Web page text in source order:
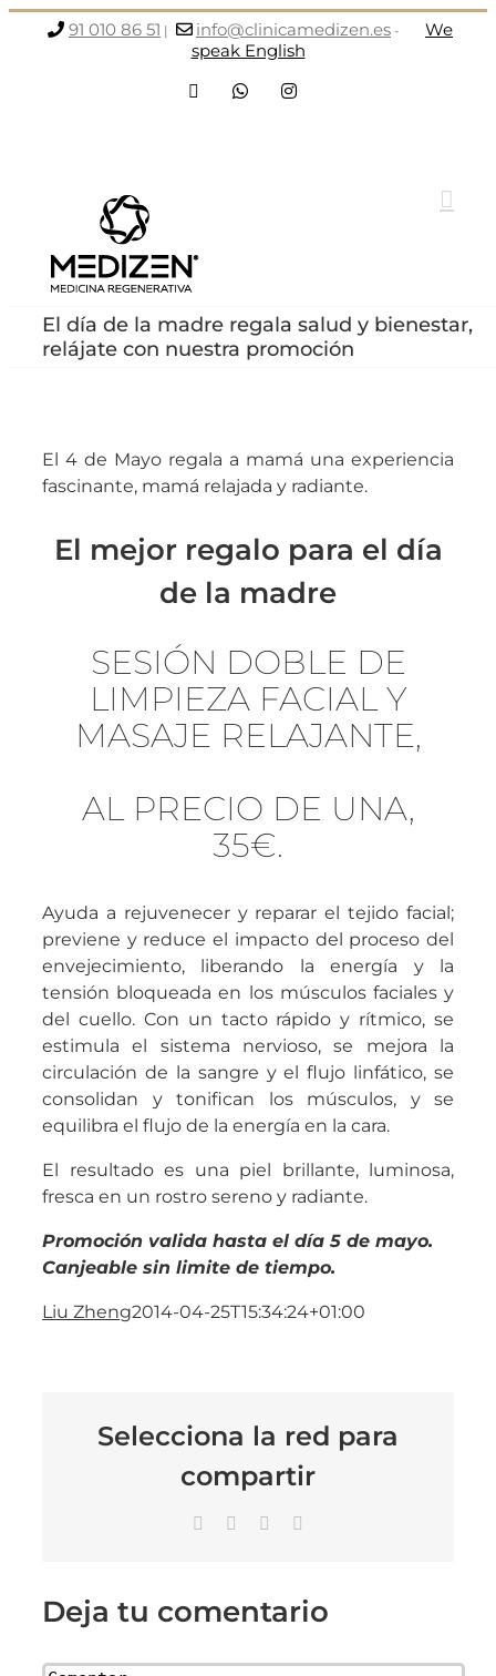
91 010 86 51 | info@clinicamedizen.es -
We
speak English
FacebookWhatsAppInstagram
El día de la madre regala salud y bienestar,
relájate con nuestra promoción
El 4 de Mayo regala a mamá una experiencia
fascinante, mamá relajada y radiante.
El mejor regalo para el día
de la madre
SESIÓN DOBLE DE
LIMPIEZA FACIAL Y
MASAJE RELAJANTE,
AL PRECIO DE UNA,
35€.
Ayuda a rejuvenecer y reparar el tejido facial;
previene y reduce el impacto del proceso del
envejecimiento, liberando la energía y la
tensión bloqueada en los músculos faciales y
del cuello. Con un tacto rápido y rítmico, se
estimula el sistema nervioso, se mejora la
circulación de la sangre y el flujo linfático, se
consolidan y tonifican los músculos, y se
equilibra el flujo de la energía en la cara.
El resultado es una piel brillante, luminosa,
fresca en un rostro sereno y radiante.
Promoción valida hasta el día 5 de mayo.
Canjeable sin limite de tiempo.
Liu Zheng2014-04-25T15:34:24+01:00
Selecciona la red para
compartir
Facebook LinkedIn
Deja tu comentario